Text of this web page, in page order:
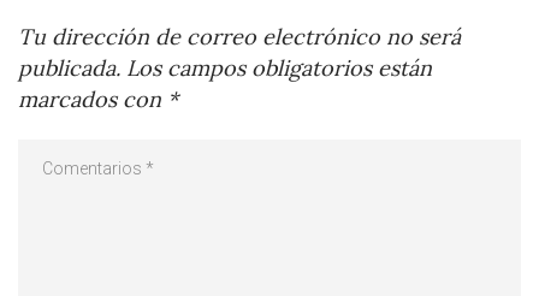
Tu dirección de correo electrónico no será
publicada. Los campos obligatorios están
marcados con *